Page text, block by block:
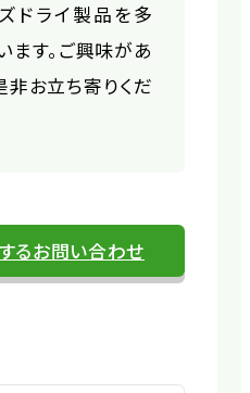
ドライ製品を多
ます。ご興味があ
非お立ち寄りくだ
るお問い合わせ